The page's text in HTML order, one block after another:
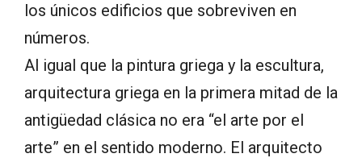
los únicos edificios que sobreviven en
números.
Al igual que la pintura griega y la escultura,
arquitectura griega en la primera mitad de la
antigüedad clásica no era “el arte por el
arte” en el sentido moderno. El arquitecto